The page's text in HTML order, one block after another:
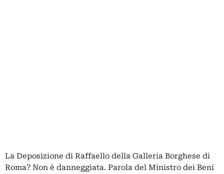
La Deposizione di Raffaello della Galleria Borghese di
Roma? Non è danneggiata. Parola del Ministro dei Beni